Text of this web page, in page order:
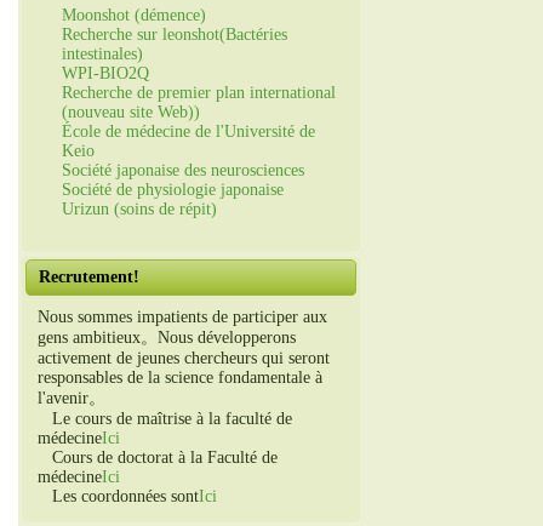
Moonshot (démence)
Recherche sur leonshot(Bactéries
intestinales)
WPI-BIO2Q
Recherche de premier plan international
(nouveau site Web))
École de médecine de l'Université de
Keio
Société japonaise des neurosciences
Société de physiologie japonaise
Urizun (soins de répit)
Recrutement!
Nous sommes impatients de participer aux
gens ambitieux。Nous développerons
activement de jeunes chercheurs qui seront
responsables de la science fondamentale à
l'avenir。
Le cours de maîtrise à la faculté de
médecineIci
Cours de doctorat à la Faculté de
médecineIci
Les coordonnées sontIci